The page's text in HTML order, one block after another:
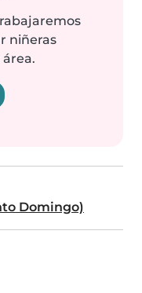
niñeras
Domingo)